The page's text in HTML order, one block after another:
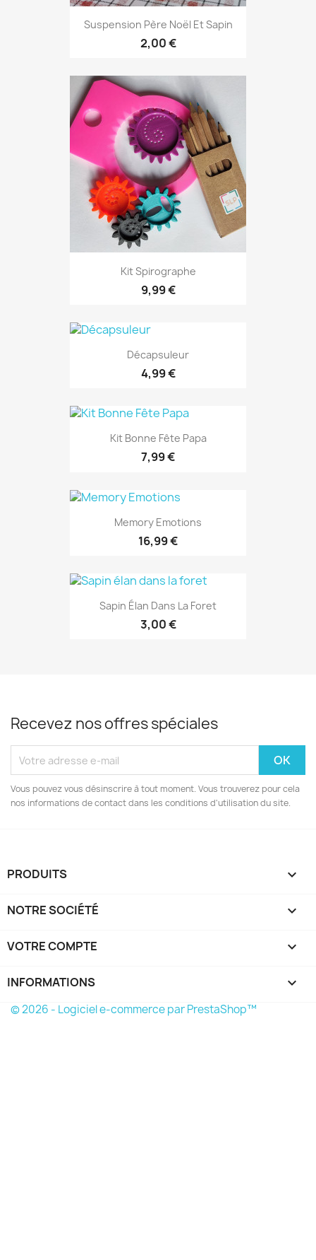
Suspension Père Noël Et Sapin
2,00 €
Kit Spirographe
9,99 €
Décapsuleur
4,99 €
Kit Bonne Fête Papa
7,99 €
Memory Emotions
16,99 €
Sapin Élan Dans La Foret
3,00 €
Recevez nos offres spéciales
Vous pouvez vous désinscrire à tout moment. Vous trouverez pour cela
nos informations de contact dans les conditions d'utilisation du site.
PRODUITS 
NOTRE SOCIÉTÉ 
VOTRE COMPTE 
INFORMATIONS keyboard_arrow_down
© 2026 - Logiciel e-commerce par PrestaShop™